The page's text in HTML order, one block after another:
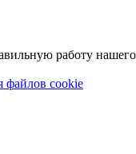
работу нашего
файлов cookie